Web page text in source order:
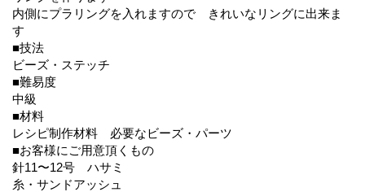
内側にプラリングを入れますので きれいなリングに出来ま
す
■技法
ビーズ・ステッチ
■難易度
中級
■材料
レシピ制作材料 必要なビーズ・パーツ
■お客様にご用意頂くもの
針11〜12号 ハサミ
糸・サンドアッシュ